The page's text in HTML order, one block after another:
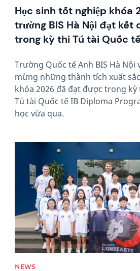
Học sinh tốt nghiệp khóa
trường BIS Hà Nội đạt kết
trong kỳ thi Tú tài Quốc
Trường Quốc tế Anh BIS Hà Nội
mừng những thành tích xuất
khóa 2026 đã đạt được trong
Tú tài Quốc tế IB Diploma
học vừa qua.
News image
NEWS